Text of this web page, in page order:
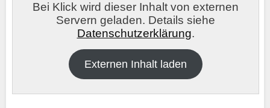
Bei Klick wird dieser Inhalt von externen
Servern geladen. Details siehe
Datenschutzerklärung.
Externen Inhalt laden